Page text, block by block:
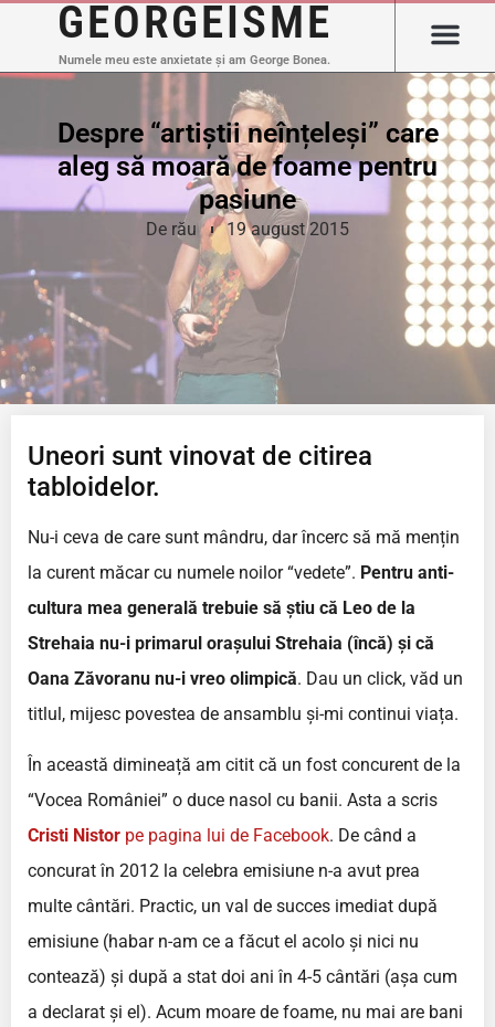
GEORGEISME
Numele meu este anxietate și am George Bonea.
Despre “artiștii neînțeleși” care
aleg să moară de foame pentru
pasiune
De rău 19 august 2015
Uneori sunt vinovat de citirea
tabloidelor.
Nu-i ceva de care sunt mândru, dar încerc să mă mențin
la curent măcar cu numele noilor “vedete”. Pentru anti-
cultura mea generală trebuie să știu că Leo de la
Strehaia nu-i primarul orașului Strehaia (încă) și că
Oana Zăvoranu nu-i vreo olimpică. Dau un click, văd un
titlul, mijesc povestea de ansamblu și-mi continui viața.
În această dimineață am citit că un fost concurent de la
“Vocea României” o duce nasol cu banii. Asta a scris
Cristi Nistor pe pagina lui de Facebook. De când a
concurat în 2012 la celebra emisiune n-a avut prea
multe cântări. Practic, un val de succes imediat după
emisiune (habar n-am ce a făcut el acolo și nici nu
contează) și după a stat doi ani în 4-5 cântări (așa cum
a declarat și el). Acum moare de foame, nu mai are bani